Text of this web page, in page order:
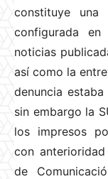
constituye una
configurada
noticias
así como la
denuncia
sin embargo la
los impresos
con
de